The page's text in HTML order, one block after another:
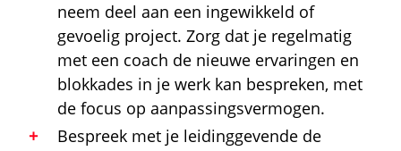
neem deel aan een ingewikkeld of
gevoelig project. Zorg dat je regelmatig
met een coach de nieuwe ervaringen en
blokkades in je werk kan bespreken, met
de focus op aanpassingsvermogen.
Bespreek met je leidinggevende de